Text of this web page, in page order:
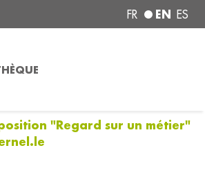
FR EN ES
"Regard sur un métier"